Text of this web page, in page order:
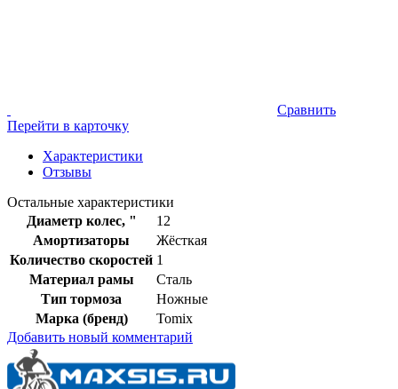
Сравнить
Перейти в карточку
Характеристики
Отзывы
Остальные характеристики
Диаметр колес, "
12
Амортизаторы
Жёсткая
Количество скоростей 1
Материал рамы
Сталь
Тип тормоза
Ножные
Марка (бренд)
Tomix
Добавить новый комментарий